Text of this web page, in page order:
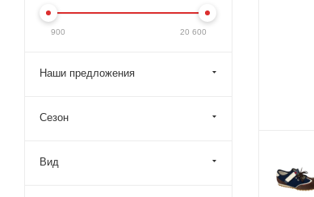
900 20 600
Наши предложения
Сезон
Вид